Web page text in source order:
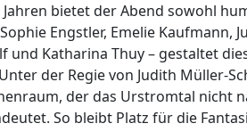
bietet der Abend sowohl
Engstler, Emelie Kaufmann,
und Katharina Thuy – gestaltet
der Regie von Judith Müller-
der das Urstromtal nicht
So bleibt Platz für die